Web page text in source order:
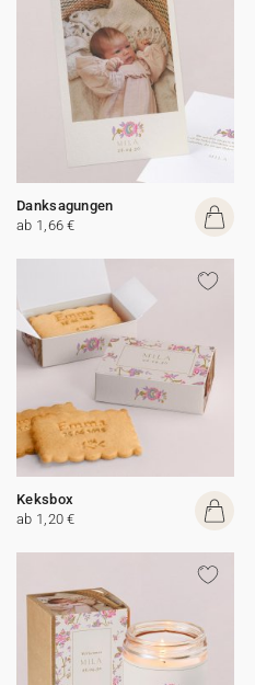
Danksagungen
ab 1,66 €
Keksbox
ab 1,20 €